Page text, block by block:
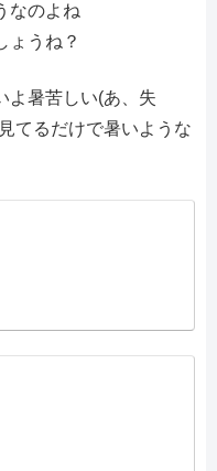
なのよね
ょうね？
よ暑苦しい(あ、失
てるだけで暑いような